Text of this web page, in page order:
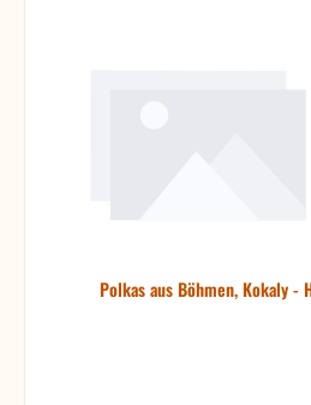
Polkas aus Böhmen, Kokaly